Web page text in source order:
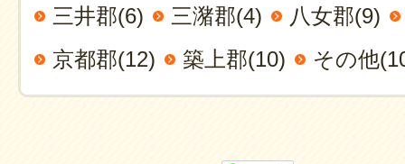
三井郡(6)
三潴郡(4)
八女郡(9)
京都郡(12)
築上郡(10) その他